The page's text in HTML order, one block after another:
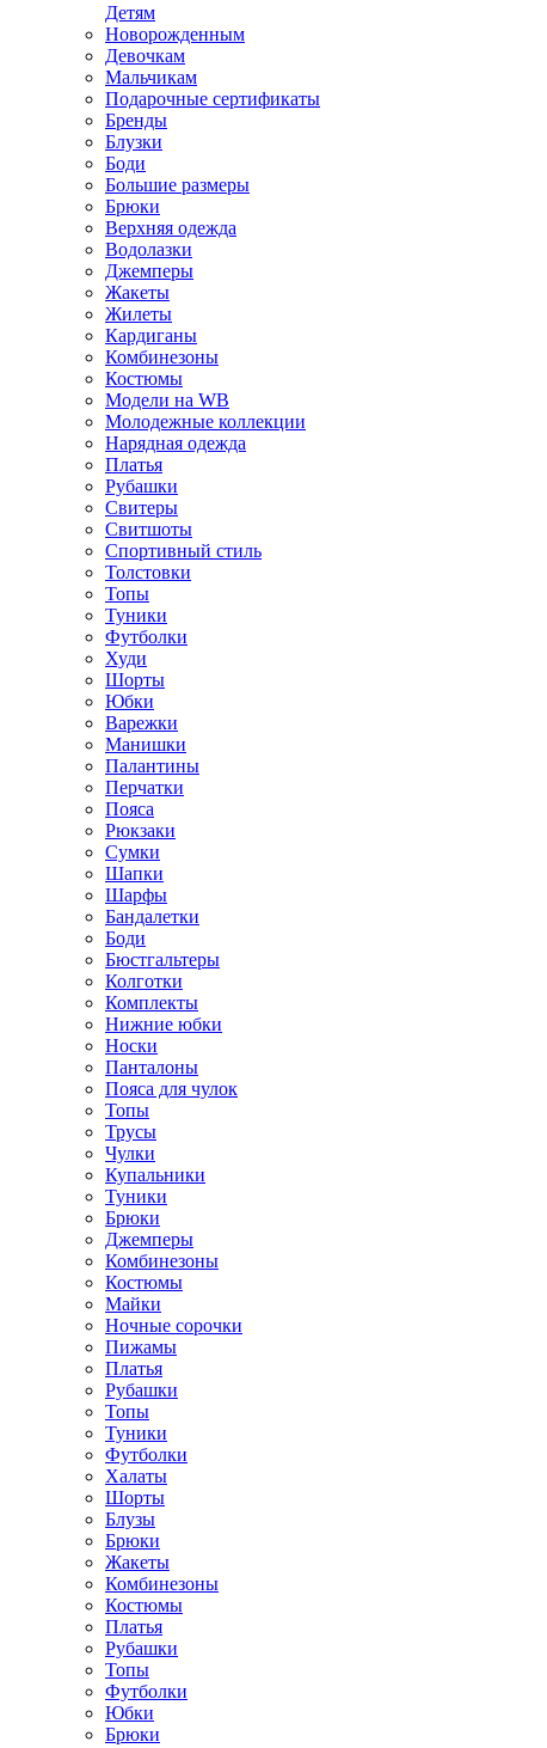
Детям
Новорожденным
Девочкам
Мальчикам
Подарочные сертификаты
Бренды
Блузки
Боди
Большие размеры
Брюки
Верхняя одежда
Водолазки
Джемперы
Жакеты
Жилеты
Кардиганы
Комбинезоны
Костюмы
Модели на WB
Молодежные коллекции
Нарядная одежда
Платья
Рубашки
Свитеры
Свитшоты
Спортивный стиль
Толстовки
Топы
Туники
Футболки
Худи
Шорты
Юбки
Варежки
Манишки
Палантины
Перчатки
Пояса
Рюкзаки
Сумки
Шапки
Шарфы
Бандалетки
Боди
Бюстгальтеры
Колготки
Комплекты
Нижние юбки
Носки
Панталоны
Поясa для чулок
Топы
Трусы
Чулки
Купальники
Туники
Брюки
Джемперы
Комбинезоны
Костюмы
Майки
Ночные сорочки
Пижамы
Платья
Рубашки
Топы
Туники
Футболки
Халаты
Шорты
Блузы
Брюки
Жакеты
Комбинезоны
Костюмы
Платья
Рубашки
Топы
Футболки
Юбки
Брюки